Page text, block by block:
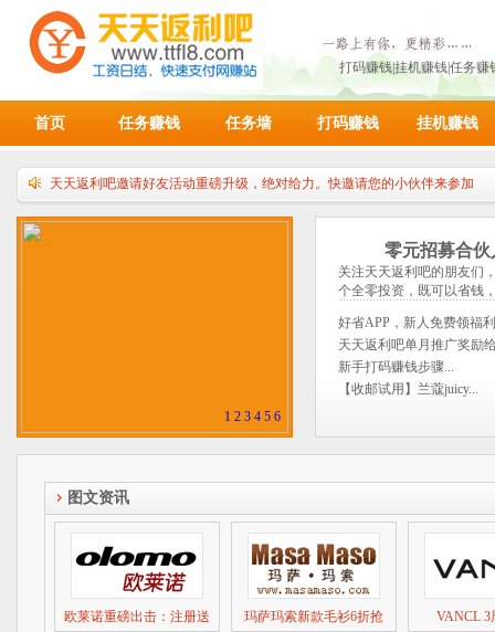
打码赚钱|挂机赚钱|任务
首页 任务赚钱 任务墙 打码赚钱 挂机赚钱
天天返利吧邀请好友活动重磅升级，绝对给力。快邀请您的小伙伴来参加
请各位天天返利吧赚友积极推广，获取丰厚的额外奖励
本站兑换比例：10000金币=1人民币，满10000金币即可申请提现！
1 2 3 4 5 6
零元招募合
关注天天返利吧的朋友们
个全零投资，既可以省钱
好省APP，新人免费领福
天天返利吧单月推广奖励
新手打码赚钱步骤...
【收邮试用】兰蔻juicy...
图文资讯
欧莱诺重磅出击：注册送 玛萨玛索新款毛衫6折抢 VANCL 3